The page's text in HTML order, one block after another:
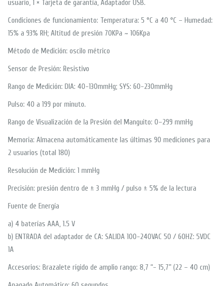
usuario, 1 × Tarjeta de garantía, Adaptador USB.
Condiciones de funcionamiento: Temperatura: 5 °C a 40 °C – Humedad:
15% a 93% RH; Altitud de presión 70KPa ~ 106Kpa
Método de Medición: oscilo métrico
Sensor de Presión: Resistivo
Rango de Medición: DIA: 40-130mmHg; SYS: 60-230mmHg
Pulso: 40 a 199 por minuto.
Rango de Visualización de la Presión del Manguito: 0–299 mmHg
Memoria: Almacena automáticamente las últimas 90 mediciones para
2 usuarios (total 180)
Resolución de Medición: 1 mmHg
Precisión: presión dentro de ± 3 mmHg / pulso ± 5% de la lectura
Fuente de Energía
a) 4 baterías AAA, 1.5 V
b) ENTRADA del adaptador de CA: SALIDA 100-240VAC 50 / 60HZ: 5VDC
1A
Accesorios: Brazalete rígido de amplio rango: 8,7 “- 15,7” (22 – 40 cm)